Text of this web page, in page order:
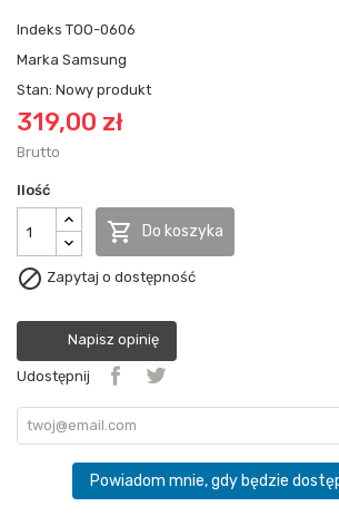
Indeks TOO-0606
Marka Samsung
Stan: Nowy produkt
319,00 zł
Brutto
Ilość
 Do koszyka
 Zapytaj o dostępność
Napisz opinię
Udostępnij
Powiadom mnie, gdy będzie